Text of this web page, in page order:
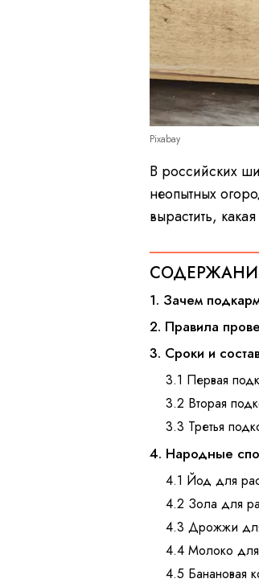
Pixabay
В российских
неопытных
вырастить,
1. Зачем
2. Правила
3. Сроки и
3.1 Первая
3.2 Вторая
3.3 Третья
4. Народные
4.1 Йод для
4.2 Зола для
4.3 Дрожжи
4.4 Молоко для
4.5 Банановая